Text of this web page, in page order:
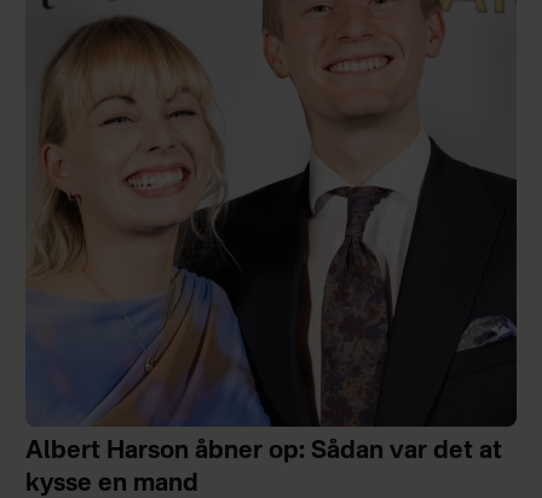
Albert Harson åbner op: Sådan var det at
kysse en mand